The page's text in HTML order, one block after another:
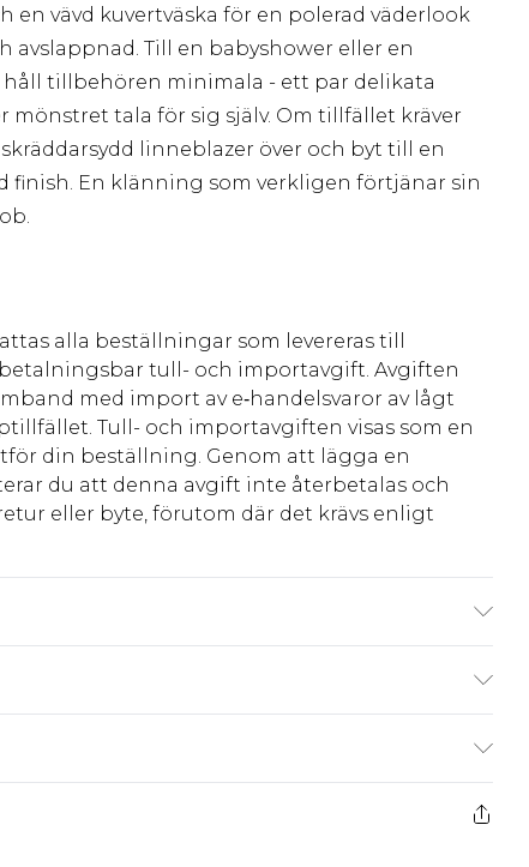
en vävd kuvertväska för en polerad väderlook
avslappnad. Till en babyshower eller en
tillbehören minimala - ett par delikata
mönstret tala för sig själv. Om tillfället kräver
linneblazer över och byt till en
finish. En klänning som verkligen förtjänar sin
alla beställningar som levereras till
tull- och importavgift. Avgiften
med import av e‑handelsvaror av lågt
Tull- och importavgiften visas som en
din beställning. Genom att lägga en
du att denna avgift inte återbetalas och
eller byte, förutom där det krävs enligt
kr80
kr239